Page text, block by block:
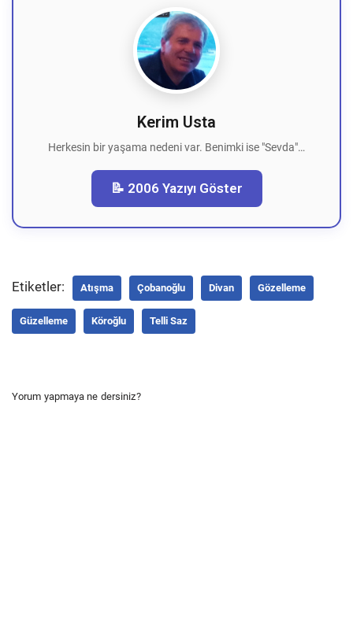
Kerim Usta
Herkesin bir yaşama nedeni var. Benimki ise "Sevda"…
📝 2006 Yazıyı Göster
Etiketler: Atışma Çobanoğlu Divan Gözelleme
Güzelleme Köroğlu Telli Saz
Yorum yapmaya ne dersiniz?